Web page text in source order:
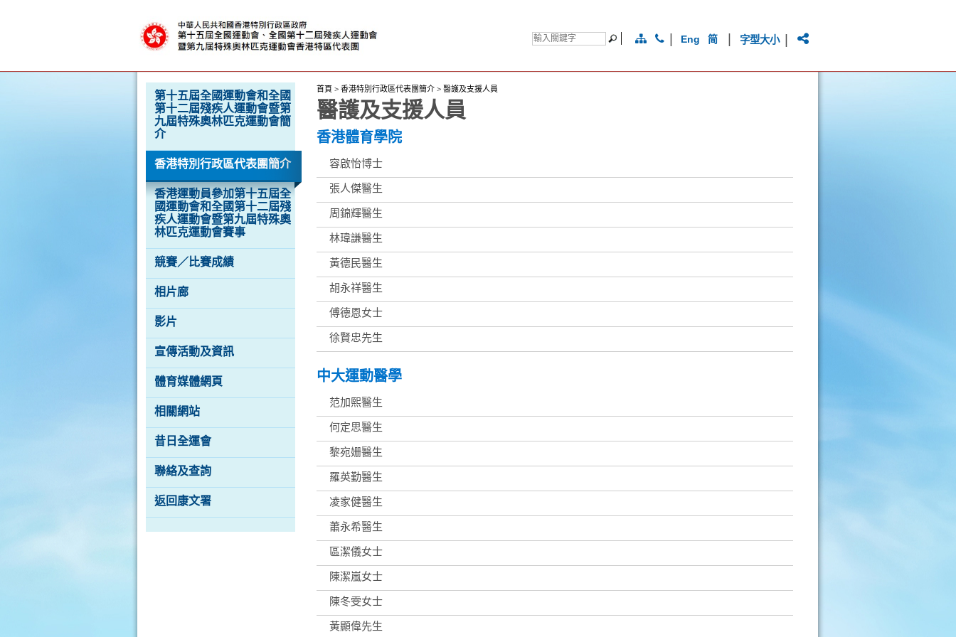
Eng 简 字型大小
按“Tab”進入菜單
第十五屆全國運動會和全國
第十二屆殘疾人運動會暨第
九屆特殊奧林匹克運動會簡
介
香港特別行政區代表團簡介
香港運動員參加第十五屆全
國運動會和全國第十二屆殘
疾人運動會暨第九屆特殊奧
林匹克運動會賽事
競賽／比賽成績
相片廊
影片
宣傳活動及資訊
體育媒體網頁
相關網站
昔日全運會
聯絡及查詢
返回康文署
首頁 > 香港特別行政區代表團簡介> 醫護及支援人員
醫護及支援人員
香港體育學院
容啟怡博士
張人傑醫生
周錦輝醫生
林瑋謙醫生
黃德民醫生
胡永祥醫生
傅德恩女士
徐賢忠先生
中大運動醫學
范加熙醫生
何定思醫生
黎宛姗醫生
羅英勤醫生
凌家健醫生
蕭永希醫生
區潔儀女士
陳潔嵐女士
陳冬雯女士
黃顯偉先生